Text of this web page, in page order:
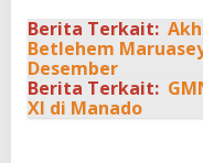
Berita Terkait:
Betlehem
Desember
Berita Terkait:
XI di Manado